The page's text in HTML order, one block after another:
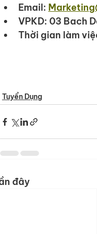
Email:
VPKD: 03 Bach
Thời gian làm
Tuyển Dụng
đây